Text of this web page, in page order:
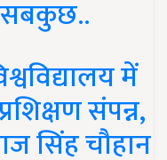
सबकुछ..
में
संपन्न,
सिंह चौहान